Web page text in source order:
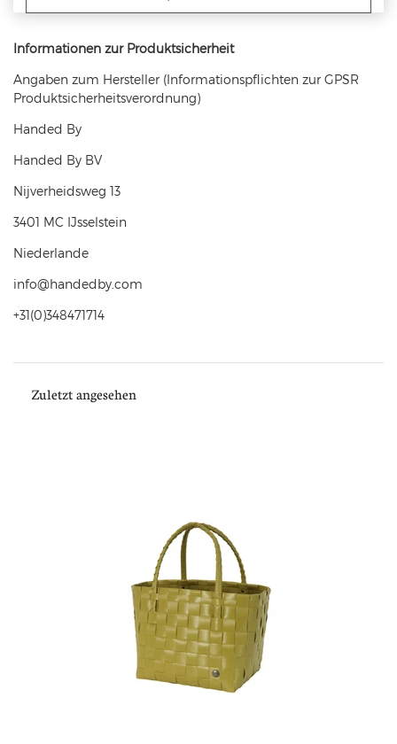
Informationen zur Produktsicherheit
Angaben zum Hersteller (Informationspflichten zur GPSR
Produktsicherheitsverordnung)
Handed By
Handed By BV
Nijverheidsweg 13
3401 MC IJsselstein
Niederlande
info@handedby.com
+31(0)348471714
Zuletzt angesehen